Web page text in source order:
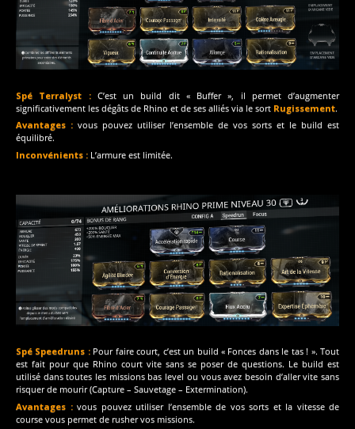
Spé Terralyst :C’est un build dit « Buffer », il permet d’augmenter
significativement les dégâts de Rhino et de ses alliés via le sort Rugissement.
Avantages : vous pouvez utiliser l’ensemble de vos sorts et le build est
équilibré.
Inconvénients : L’armure est limitée.
Spé Speedruns :Pour faire court, c’est un build « Fonces dans le tas ! ». Tout
est fait pour que Rhino court vite sans se poser de questions. Le build est
utilisé dans toutes les missions bas level ou vous avez besoin d’aller vite sans
risquer de mourir (Capture – Sauvetage – Extermination).
Avantages :vous pouvez utiliser l’ensemble de vos sorts et la vitesse de
course vous permet de rusher vos missions.